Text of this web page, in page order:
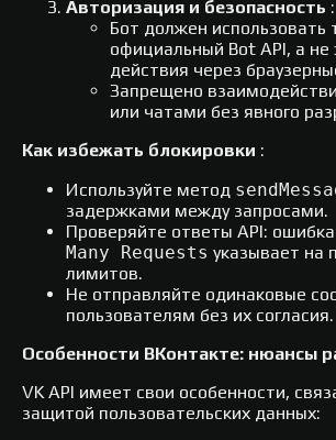
Авторизация и безопасность :
Бот должен использовать
официальный Bot API, а не
действия через
Запрещено
или чатами без явного
Как избежать блокировки :
Используйте метод
задержками между запросами.
Проверяйте ответы API: ошибка
Many Requests указывает на
лимитов.
Не отправляйте одинаковые
пользователям без их согласия.
Особенности ВКонтакте: нюансы
VK API имеет свои особенности,
защитой пользовательских данных: